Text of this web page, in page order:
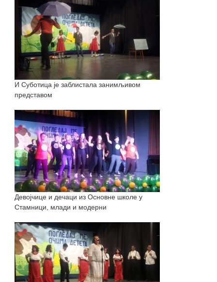
И Суботица је заблистала занимљивом
представом
Девојчице и дечаци из Основне школе у
Стамници, млади и модерни